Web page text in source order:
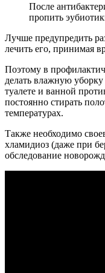
После
пропить
Лучше предупредить
лечить его, принимая
Поэтому в
делать влажную
туалете и ванной
постоянно стирать
температурах.
Также необходимо
хламидиоз (даже при
обследование